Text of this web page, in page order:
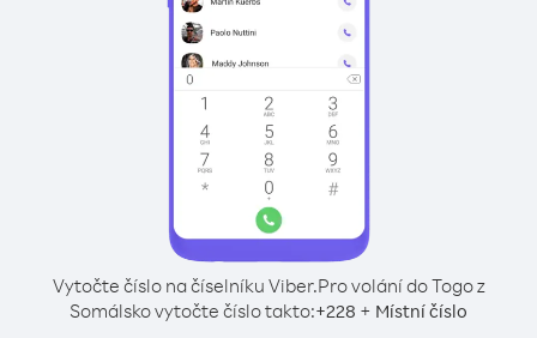
Vytočte číslo na číselníku Viber.Pro volání do Togo z
Somálsko vytočte číslo takto:+228 + Místní číslo